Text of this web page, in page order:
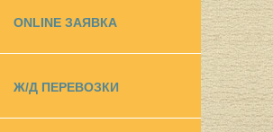
ONLINE ЗАЯВКА
Ж/Д ПЕРЕВОЗКИ